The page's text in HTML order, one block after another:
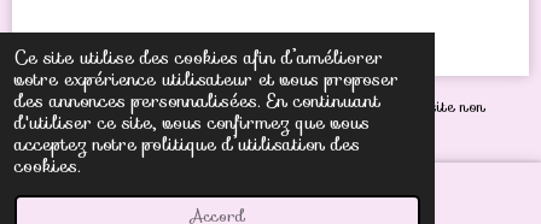
Ce site utilise des cookies afin d’améliorer
votre expérience utilisateur et vous proposer
des annonces personnalisées. En continuant
d'utiliser ce site, vous confirmez que vous
acceptez notre politique d’utilisation des
cookies.
Accord
t
a
g
e
r
t
g
e
r
t
e
r
© 2021 Créas'Perles,@ Reproduction même partielle du site non
autorisée sous peine de poursuites judiciaires